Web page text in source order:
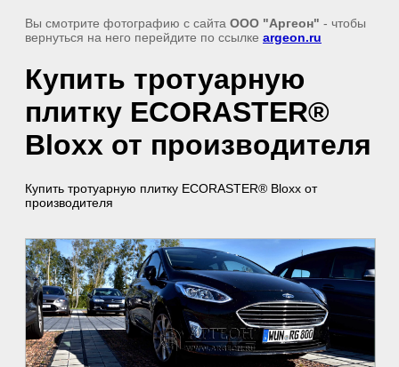
Вы смотрите фотографию с сайта ООО "Аргеон" - чтобы
вернуться на него перейдите по ссылке argeon.ru
Купить тротуарную
плитку ECORASTER®
Bloxx от производителя
Купить тротуарную плитку ECORASTER® Bloxx от
производителя